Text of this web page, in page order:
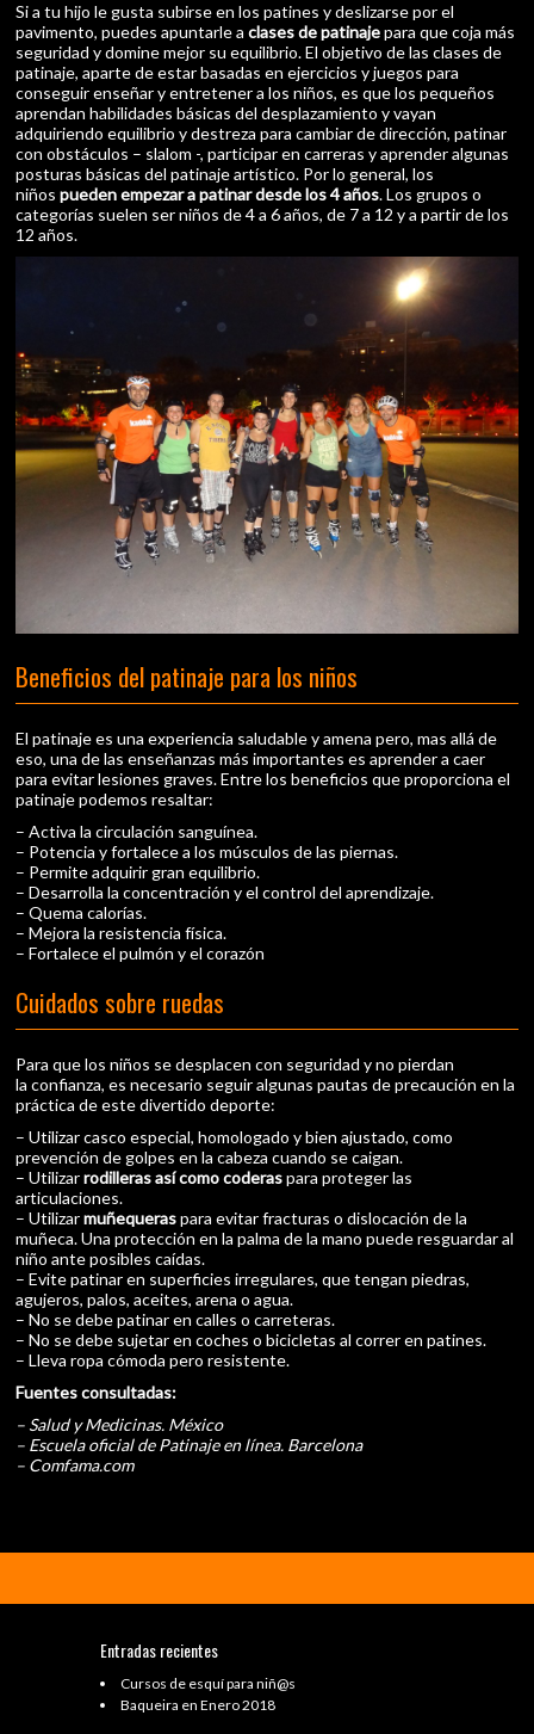
Si a tu hijo le gusta subirse en los patines y deslizarse por el
pavimento, puedes apuntarle aclases de patinajepara que coja más
seguridad y domine mejor su equilibrio. El objetivo de las clases de
patinaje, aparte de estar basadas en ejercicios y juegos para
conseguir enseñar y entretener a los niños, es que los pequeños
aprendan habilidades básicas del desplazamiento y vayan
adquiriendo equilibrio y destreza para cambiar de dirección, patinar
con obstáculos – slalom -, participar en carreras y aprender algunas
posturas básicas del patinaje artístico. Por lo general, los
niñospueden empezar a patinar desde los 4 años. Los grupos o
categorías suelen ser niños de 4 a 6 años, de 7 a 12 y a partir de los
12 años.
Beneficios del patinaje para los niños
El patinaje es una experiencia saludable y amena pero, mas allá de
eso, una de las enseñanzas más importantes es aprender a caer
para evitar lesiones graves. Entre los beneficios que proporciona el
patinaje podemos resaltar:
– Activa la circulación sanguínea.
– Potencia y fortalece a los músculos de las piernas.
– Permite adquirir gran equilibrio.
– Desarrolla la concentración y el control del aprendizaje.
– Quema calorías.
– Mejora la resistencia física.
– Fortalece el pulmón y el corazón
Cuidados sobre ruedas
Para que los niños se desplacen con seguridad y no pierdan
la confianza, es necesario seguir algunas pautas de precaución en la
práctica de este divertido deporte:
– Utilizar casco especial, homologado y bien ajustado, como
prevención de golpes en la cabeza cuando se caigan.
– Utilizarrodilleras así como coderaspara proteger las
articulaciones.
– Utilizarmuñequeraspara evitar fracturas o dislocación de la
muñeca. Una protección en la palma de la mano puede resguardar al
niño ante posibles caídas.
– Evite patinar en superficies irregulares, que tengan piedras,
agujeros, palos, aceites, arena o agua.
– No se debe patinar en calles o carreteras.
– No se debe sujetar en coches o bicicletas al correr en patines.
– Lleva ropa cómoda pero resistente.
Fuentes consultadas:
– Salud y Medicinas. México
– Escuela oficial de Patinaje en línea. Barcelona
– Comfama.com
Entradas recientes
Cursos de esquí para niñ@s
Baqueira en Enero 2018